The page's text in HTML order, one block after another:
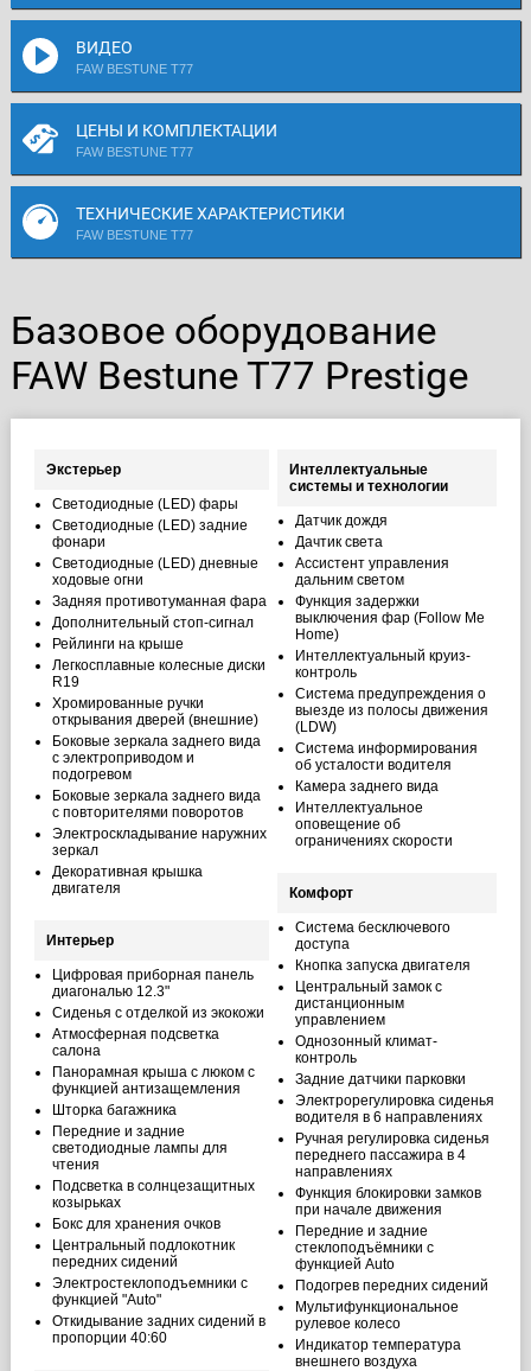
ВИДЕО
FAW BESTUNE T77
ЦЕНЫ И КОМПЛЕКТАЦИИ
FAW BESTUNE T77
ТЕХНИЧЕСКИЕ ХАРАКТЕРИСТИКИ
FAW BESTUNE T77
Базовое оборудование
FAW Bestune T77 Prestige
Экстерьер
Светодиодные (LED) фары
Светодиодные (LED) задние
фонари
Светодиодные (LED) дневные
ходовые огни
Задняя противотуманная фара
Дополнительный стоп-сигнал
Рейлинги на крыше
Легкосплавные колесные диски
R19
Хромированные ручки
открывания дверей (внешние)
Боковые зеркала заднего вида
с электроприводом и
подогревом
Боковые зеркала заднего вида
с повторителями поворотов
Электроскладывание наружних
зеркал
Декоративная крышка
двигателя
Интерьер
Цифровая приборная панель
диагональю 12.3"
Сиденья с отделкой из экокожи
Атмосферная подсветка
салона
Панорамная крыша с люком с
функцией антизащемления
Шторка багажника
Передние и задние
светодиодные лампы для
чтения
Подсветка в солнцезащитных
козырьках
Бокс для хранения очков
Центральный подлокотник
передних сидений
Электростеклоподъемники с
функцией "Auto"
Откидывание задних сидений в
пропорции 40:60
Интеллектуальные
системы и технологии
Датчик дождя
Дачтик света
Ассистент управления
дальним светом
Функция задержки
выключения фар (Follow Me
Home)
Интеллектуальный круиз-
контроль
Система предупреждения о
выезде из полосы движения
(LDW)
Система информирования
об усталости водителя
Камера заднего вида
Интеллектуальное
оповещение об
ограничениях скорости
Комфорт
Система бесключевого
доступа
Кнопка запуска двигателя
Центральный замок с
дистанционным
управлением
Однозонный климат-
контроль
Задние датчики парковки
Электрорегулировка сиденья
водителя в 6 направлениях
Ручная регулировка сиденья
переднего пассажира в 4
направлениях
Функция блокировки замков
при начале движения
Передние и задние
стеклоподъёмники с
функцией Auto
Подогрев передних сидений
Мультифункциональное
рулевое колесо
Индикатор температура
внешнего воздуха